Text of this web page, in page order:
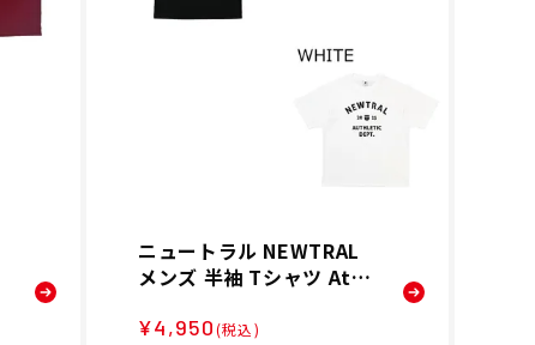
ニュートラル NEWTRAL
メンズ 半袖 Tシャツ Athl
18 26SP
¥4,950(税込)